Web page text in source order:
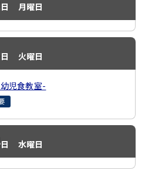
日 月曜日
日 火曜日
児食教室-
日 水曜日